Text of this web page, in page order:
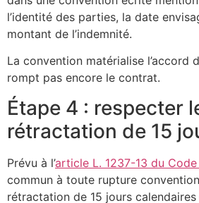
l’identité des parties, la date
montant de l’indemnité.
La convention matérialise l’accord
rompt pas encore le contrat.
Étape 4 : respecter
rétractation de 15
Prévu à l’article L. 1237-13 du
commun à toute rupture
rétractation de 15 jours